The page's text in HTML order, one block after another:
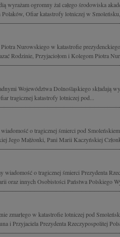
wyrażam ogromny żal całego środowiska
Ofiar katastrofy lotniczej w
Nurowskiego w katastrofie
Rodzinie, Przyjaciołom i Kolegom Piotra
Województwa Dolnośląskiego składają
tragicznej katastrofy lotniczej pod...
o tragicznej śmierci pod
Jego Małżonki, Pani Marii Kaczyńskiej
o tragicznej śmierci Prezydenta
oraz innych Osobistości Państwa Polskiego
zmarłego w katastrofie lotniczej pod
i Przyjaciela Prezydenta Rzeczypospolitej